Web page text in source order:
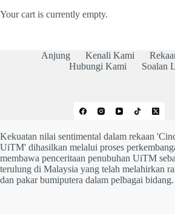
Your cart is currently empty.
Anjung Kenali Kami
Hubungi Kami
Soalan
Kekuatan nilai sentimental dalam rekaan
UiTM' dihasilkan melalui proses
membawa penceritaan penubuhan UiTM
terulung di Malaysia yang telah melahirkan
dan pakar bumiputera dalam pelbagai bidang.